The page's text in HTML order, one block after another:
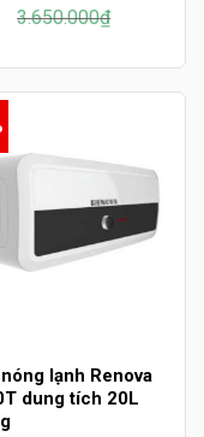
3.650.000₫
Giá
gốc
3.650.000₫.
Giá
hiện
là:
1.800.000₫.
lạnh Renova
dung tích 20L